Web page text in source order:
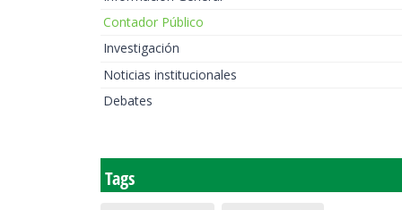
Contador Público
Investigación
Noticias institucionales
Debates
Tags